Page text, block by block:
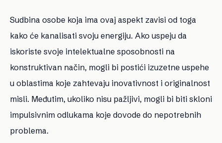
Sudbina osobe koja ima ovaj aspekt zavisi od toga
kako će kanalisati svoju energiju. Ako uspeju da
iskoriste svoje intelektualne sposobnosti na
konstruktivan način, mogli bi postići izuzetne uspehe
u oblastima koje zahtevaju inovativnost i originalnost
misli. Međutim, ukoliko nisu pažljivi, mogli bi biti skloni
impulsivnim odlukama koje dovode do nepotrebnih
problema.